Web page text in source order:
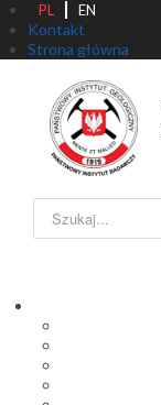
PL EN
Kontakt
Strona główna
Szukaj...